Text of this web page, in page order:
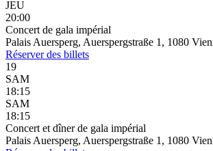
JEU
20:00
Concert de gala impérial
Palais Auersperg, Auerspergstraße 1, 1080
Réserverdes billets
19
SAM
18:15
SAM
18:15
Concert et dîner de gala impérial
Palais Auersperg, Auerspergstraße 1, 1080